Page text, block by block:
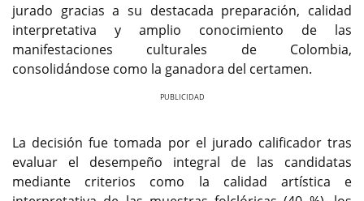
jurado gracias a su destacada preparación, calidad
interpretativa y amplio conocimiento de las
manifestaciones culturales de Colombia,
consolidándose como la ganadora del certamen.
La decisión fue tomada por el jurado calificador tras
evaluar el desempeño integral de las candidatas
mediante criterios como la calidad artística e